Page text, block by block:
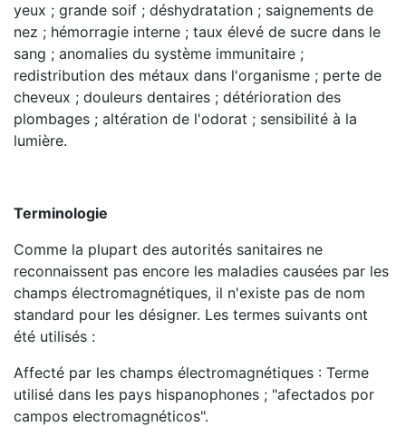
yeux ; grande soif ; déshydratation ; saignements de
nez ; hémorragie interne ; taux élevé de sucre dans le
sang ; anomalies du système immunitaire ;
redistribution des métaux dans l'organisme ; perte de
cheveux ; douleurs dentaires ; détérioration des
plombages ; altération de l'odorat ; sensibilité à la
lumière.
Terminologie
Comme la plupart des autorités sanitaires ne
reconnaissent pas encore les maladies causées par les
champs électromagnétiques, il n'existe pas de nom
standard pour les désigner. Les termes suivants ont
été utilisés :
Affecté par les champs électromagnétiques : Terme
utilisé dans les pays hispanophones ; "afectados por
campos electromagnéticos".